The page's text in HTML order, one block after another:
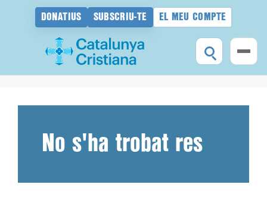
DONATIUS SUBSCRIU-TE EL MEU COMPTE
No s'ha trobat res